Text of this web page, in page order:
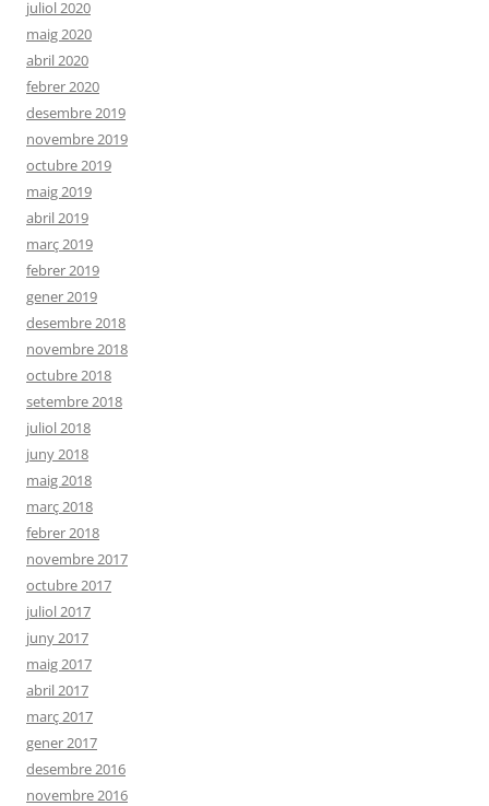
juliol 2020
maig 2020
abril 2020
febrer 2020
desembre 2019
novembre 2019
octubre 2019
maig 2019
abril 2019
març 2019
febrer 2019
gener 2019
desembre 2018
novembre 2018
octubre 2018
setembre 2018
juliol 2018
juny 2018
maig 2018
març 2018
febrer 2018
novembre 2017
octubre 2017
juliol 2017
juny 2017
maig 2017
abril 2017
març 2017
gener 2017
desembre 2016
novembre 2016